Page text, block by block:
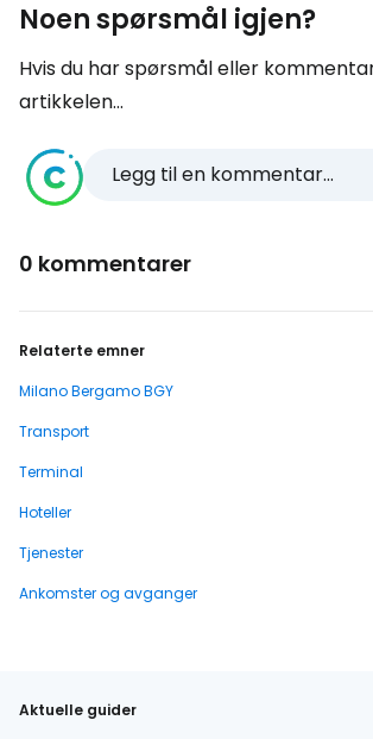
Noen spørsmål igjen?
Hvis du har spørsmål eller
artikkelen...
Legg til en kommentar...
0 kommentarer
Relaterte emner
Milano Bergamo BGY
Transport
Terminal
Hoteller
Tjenester
Ankomster og avganger
Aktuelle guider